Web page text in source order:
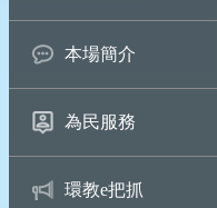
本場簡介
為民服務
環教e把抓